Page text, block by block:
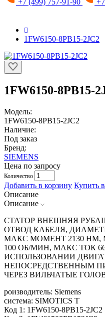
+7 (499) 757-91-90
1FW6150-8PB15-2JC2
1FW6150-8PB15-
Модель:
1FW6150-8PB15-2JC2
Наличие:
Под заказ
Бренд:
SIEMENS
Цена по запросу
Количество
Добавить в корзину Купить
Описание
Описание
СТАТОР ВНЕШНЯЯ
ОТВОД КАБЕЛЯ,
МАКС МОМЕНТ 2130
100 ОБ/МИН, МАКС ТОК
ИСПОЛЬЗОВАНИИ
НЕПОСРЕДСТВЕННЫМ
ЧЕРЕЗ ВИЛЬЧАТЫЕ
роизводитель: Siemens
система: SIMOTICS T
Код 1: 1FW6150-8PB15-2JC2